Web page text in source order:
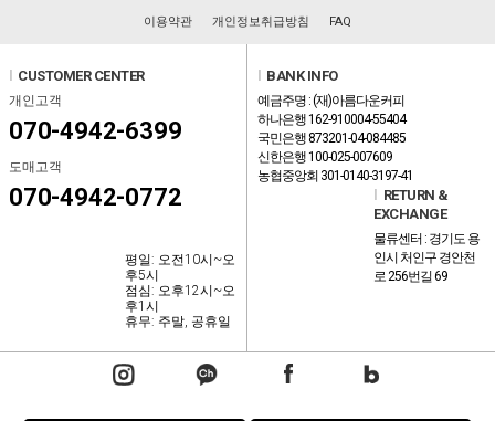
이용약관 개인정보취급방침 FAQ
l CUSTOMER CENTER
개인고객
070-4942-6399
도매고객
070-4942-0772
평일: 오전10시~오
후5시
점심: 오후12시~오
후1시
휴무: 주말, 공휴일
l BANK INFO
예금주명 : (재)아름다운커피
하나은행 162-910004-55404
국민은행 873201-04-084485
신한은행 100-025-007609
농협중앙회 301-0140-3197-41
l RETURN &
EXCHANGE
물류센터 : 경기도 용
인시 처인구 경안천
로 256번길 69